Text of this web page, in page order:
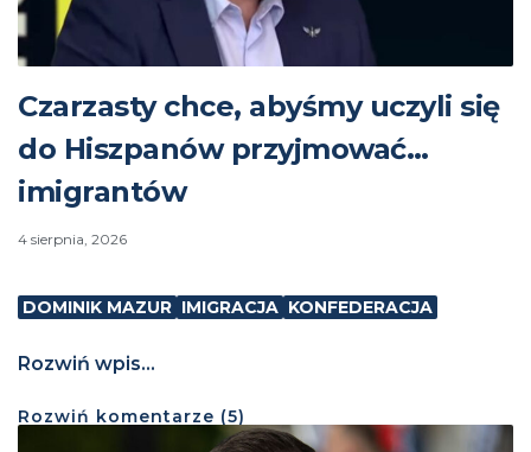
Czarzasty chce, abyśmy uczyli się
do Hiszpanów przyjmować…
imigrantów
4 sierpnia, 2026
DOMINIK MAZUR IMIGRACJA KONFEDERACJA
Rozwiń wpis...
Rozwiń komentarze (5)